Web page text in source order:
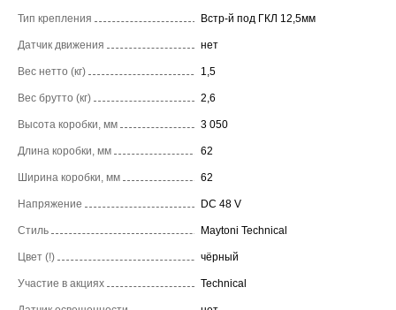
Тип крепления Встр-й под ГКЛ 12,5мм
Датчик движения нет
Вес нетто (кг) 1,5
Вес брутто (кг) 2,6
Высота коробки, мм 3 050
Длина коробки, мм 62
Ширина коробки, мм 62
Напряжение DC 48 V
Стиль Maytoni Technical
Цвет (!) чёрный
Участие в акциях Technical